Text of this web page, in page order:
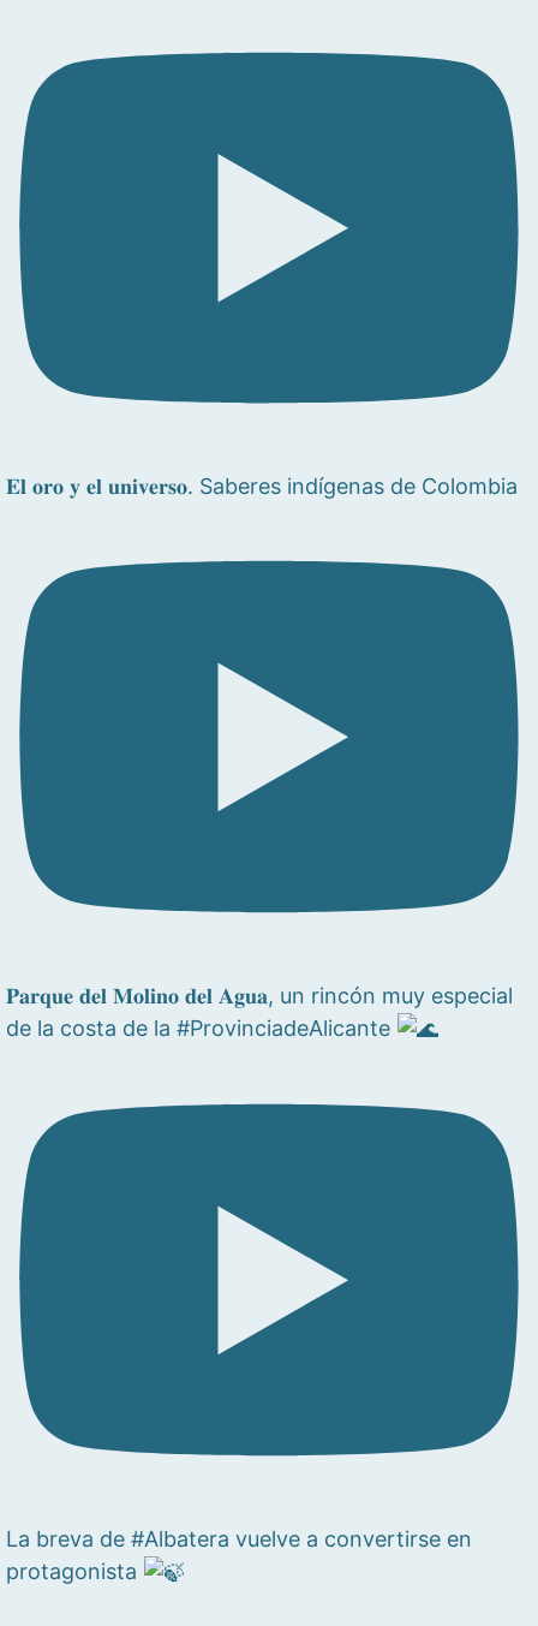
𝐄𝐥 𝐨𝐫𝐨 𝐲 𝐞𝐥 𝐮𝐧𝐢𝐯𝐞𝐫𝐬𝐨. Saberes indígenas de Colombia
𝐏𝐚𝐫𝐪𝐮𝐞 𝐝𝐞𝐥 𝐌𝐨𝐥𝐢𝐧𝐨 𝐝𝐞𝐥 𝐀𝐠𝐮𝐚, un rincón muy especial
de la costa de la #ProvinciadeAlicante
La breva de #Albatera vuelve a convertirse en
protagonista